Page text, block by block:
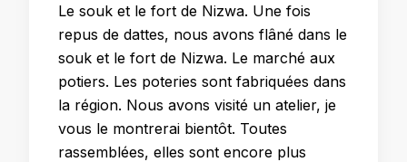
Le souk et le fort de Nizwa. Une fois
repus de dattes, nous avons flâné dans le
souk et le fort de Nizwa. Le marché aux
potiers. Les poteries sont fabriquées dans
la région. Nous avons visité un atelier, je
vous le montrerai bientôt. Toutes
rassemblées, elles sont encore plus